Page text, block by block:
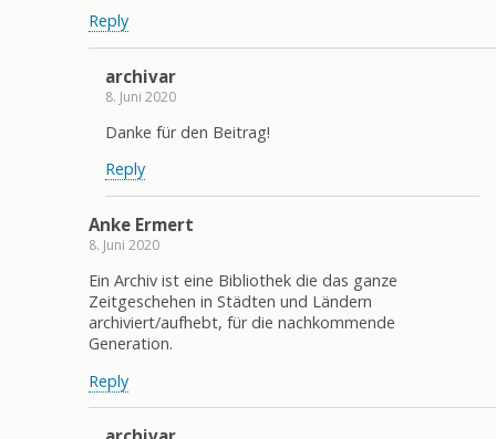
Reply
archivar
8. Juni 2020
Danke für den Beitrag!
Reply
Anke Ermert
8. Juni 2020
Ein Archiv ist eine Bibliothek die das ganze
Zeitgeschehen in Städten und Ländern
archiviert/aufhebt, für die nachkommende
Generation.
Reply